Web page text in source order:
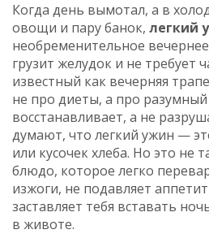
Когда день вымотал, а в
овощи и пару банок, легкий
необременительное
грузит желудок и не требует
известный как вечерняя
не про диеты, а про
восстанавливает, а не
думают, что легкий ужин —
или кусочек хлеба. Но это не
блюдо, которое легко
изжоги, не подавляет
заставляет тебя вставать
в животе.